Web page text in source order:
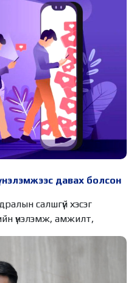
давах болсон
салшгүй хэсэг
үнэлэмж, амжилт,